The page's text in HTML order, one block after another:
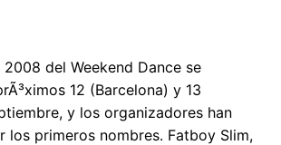
2008 del Weekend Dance se
12 (Barcelona) y 13
y los organizadores han
los primeros nombres. Fatboy Slim,